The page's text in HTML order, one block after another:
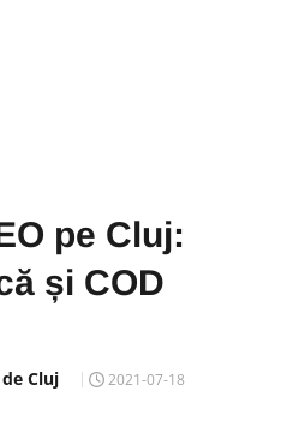
pe Cluj:
și COD
Cluj
2021-07-18